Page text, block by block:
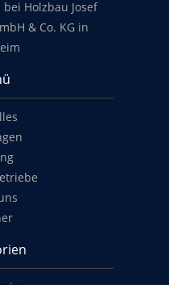
Holzbau Josef
& Co. KG in